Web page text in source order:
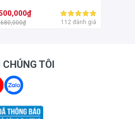
112 đánh giá
CHÚNG TÔI